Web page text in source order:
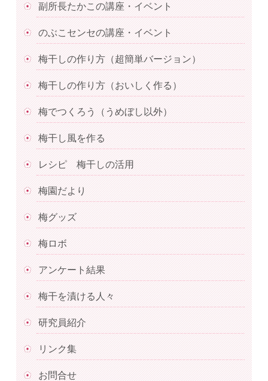
副所長たかこの講座・イベント
のぶこセンセの講座・イベント
梅干しの作り方（超簡単バージョン）
梅干しの作り方（おいしく作る）
梅でつくろう（うめぼし以外）
梅干し風を作る
レシピ 梅干しの活用
梅園だより
梅グッズ
梅ロボ
アンケート結果
梅干を漬ける人々
研究員紹介
リンク集
お問合せ